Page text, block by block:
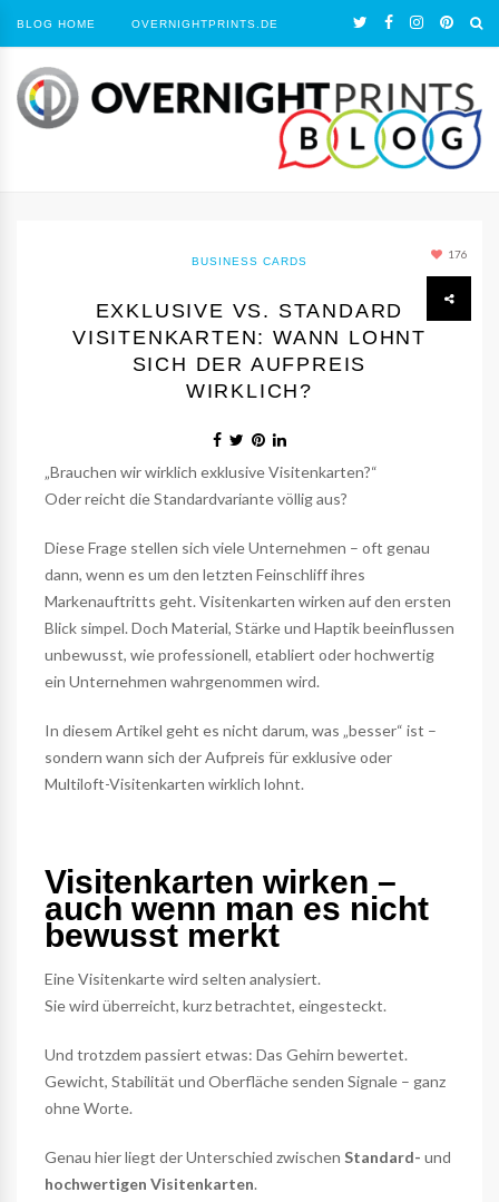
BLOG HOME OVERNIGHTPRINTS.DE
176
BUSINESS CARDS
EXKLUSIVE VS. STANDARD
VISITENKARTEN: WANN LOHNT
SICH DER AUFPREIS
WIRKLICH?
„Brauchen wir wirklich exklusive Visitenkarten?“
Oder reicht die Standardvariante völlig aus?
Diese Frage stellen sich viele Unternehmen – oft genau
dann, wenn es um den letzten Feinschliff ihres
Markenauftritts geht. Visitenkarten wirken auf den ersten
Blick simpel. Doch Material, Stärke und Haptik beeinflussen
unbewusst, wie professionell, etabliert oder hochwertig
ein Unternehmen wahrgenommen wird.
In diesem Artikel geht es nicht darum, was „besser“ ist –
sondern wann sich der Aufpreis für exklusive oder
Multiloft-Visitenkarten wirklich lohnt.
Visitenkarten wirken –
auch wenn man es nicht
bewusst merkt
Eine Visitenkarte wird selten analysiert.
Sie wird überreicht, kurz betrachtet, eingesteckt.
Und trotzdem passiert etwas: Das Gehirn bewertet.
Gewicht, Stabilität und Oberfläche senden Signale – ganz
ohne Worte.
Genau hier liegt der Unterschied zwischen Standard- und
hochwertigen Visitenkarten.